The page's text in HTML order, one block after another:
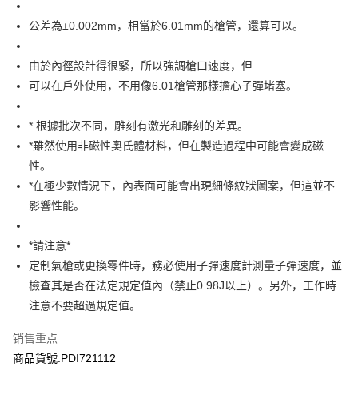
元大商业银行
永丰商业银行
台新国际商业银行
中国信托商业银行
台湾乐天信用卡公司
街口支付
AFTEE先享后付
相关说明
一、關於 AFTEE先享後付
1. 於付款方式選擇AFTEE先享後付，將跳出AFTEE先享後付手機驗證視
窗。
2. 進行簡訊驗證之後，即可完成結帳手續。
3. 訂單確認後不需事先繳費，商品會配送至您的指定地址。
AFTEE APP推播通知。
5. 收到商品當下無需繳費，確認無誤後，請再利用繳費通知簡訊或AFTEE
請留意繳費期限為 14 天。唯有下載 AFTEE App 成為 AFTEE 會員者方能享
有最長 45 天內付款之服務。
繳費期限，為商家向您請款的時間，再加上使用AFTEE可延長的天數所計算
出。使用AFTEE下訂可以延長您收到商品前的繳費天數，但無法保證一定能
商品與否，仍需要請您在AFTEE規定的時間內完成繳費。
二、付款限制
货到付款
运送方式
全家取貨付款
7-11取貨付款
每笔NT$60，满NT$2,000(含以上)免运费
7-11取貨(快速到店)
每笔NT$60，满NT$2,000(含以上)免运费
新竹物流
公差為±0.002mm，相當於6.01mm的槍管，還算可以。
由於內徑設計得很緊，所以強調槍口速度，但
可以在戶外使用，不用像6.01槍管那樣擔心子彈堵塞。
* 根據批次不同，雕刻有激光和雕刻的差異。
*雖然使用非磁性奧氏體材料，但在製造過程中可能會變成磁
性。
*在極少數情況下，內表面可能會出現細條紋狀圖案，但這並不
影響性能。
*請注意*
定制氣槍或更換零件時，務必使用子彈速度計測量子彈速度，並
檢查其是否在法定規定值內（禁止0.98J以上）。另外，工作時
注意不要超過規定值。
销售重点
商品貨號:PDI721112